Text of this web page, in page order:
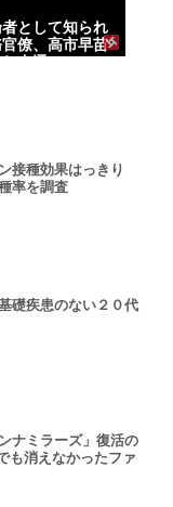
として知られ
僚、高市早苗
接種効果はっきり
率を調査
礎疾患のない２０代
ナミラーズ」復活の
も消えなかったファ